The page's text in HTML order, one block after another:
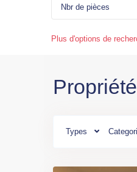
Nbr de pièces
Plus d'options de
Types
France
M°
(L5),
(L6)